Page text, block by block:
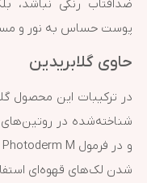
ضدآفتاب رنگی نباشد،
پوست حساس به نور و
حاوی گلابریدین
در ترکیبات این محصول
شناخته‌شده در
شدن لک‌های قهوه‌ای